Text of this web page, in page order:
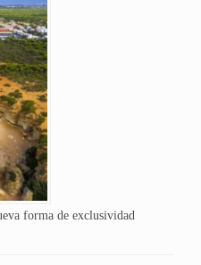
forma de exclusividad